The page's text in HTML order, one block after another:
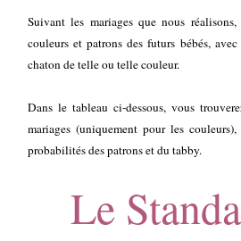
Suivant les mariages que nous
couleurs et patrons des futurs bébés,
chaton de telle ou telle couleur.
Dans le tableau ci-dessous, vous
mariages (uniquement pour les
probabilités des patrons et du tabby.
Le